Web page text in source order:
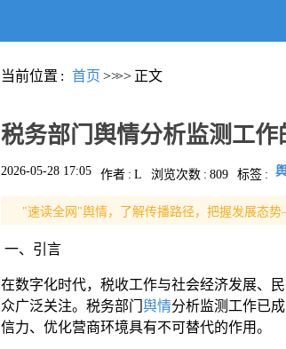
当前位置 : 首页 >>>> 正文
税务部门舆情分析监测工作
2026-05-28 17:05 作者 : L 浏览次数 : 809 标签 :
"速读全网"舆情，了解传播路径，把握发展态
一、引言
在数字化时代，税收工作与社会经济发展、
众广泛关注。税务部门 舆情分析监测工作已
信力、优化营商环境具有不可替代的作用。